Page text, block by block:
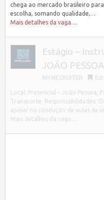
chega ao mercado brasileiro
escolha, somando qualidade,…
Mais detalhes da vaga....
Estágio –
JOÃO
RH RECRUITER
Local: Presencial – João Pessoa,
Transporte. Responsabilidades:
apoiar na condução de aulas de
Mais detalhes da vaga....